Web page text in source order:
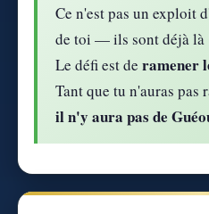
Ce n'est pas un exploit
de toi — ils sont déjà là
Le défi est de ramener
Tant que tu n'auras pas
il n'y aura pas de